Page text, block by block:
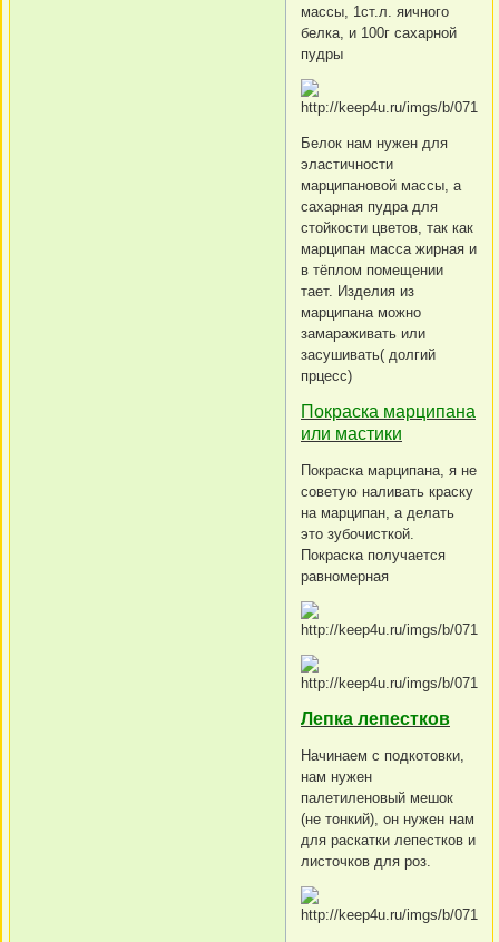
массы, 1ст.л. яичного
белка, и 100г сахарной
пудры
Белок нам нужен для
эластичности
марципановой массы, а
сахарная пудра для
стойкости цветов, так как
марципан масса жирная и
в тёплом помещении
тает. Изделия из
марципана можно
замараживать или
засушивать( долгий
прцесс)
Покраска марципана
или мастики
Покраска марципана, я не
советую наливать краску
на марципан, а делать
это зубочисткой.
Покраска получается
равномерная
Лепка лепестков
Начинаем с подкотовки,
нам нужен
палетиленовый мешок
(не тонкий), он нужен нам
для раскатки лепестков и
листочков для роз.